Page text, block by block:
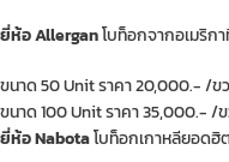
ยี่ห้อ Allerganโบท็อกจากอเมริก
ขนาด 50 Unit ราคา 20,000.- /ข
ขนาด 100 Unit ราคา 35,000.- /
ยี่ห้อ Nabotaโบท็อกเกาหลียอดฮิ